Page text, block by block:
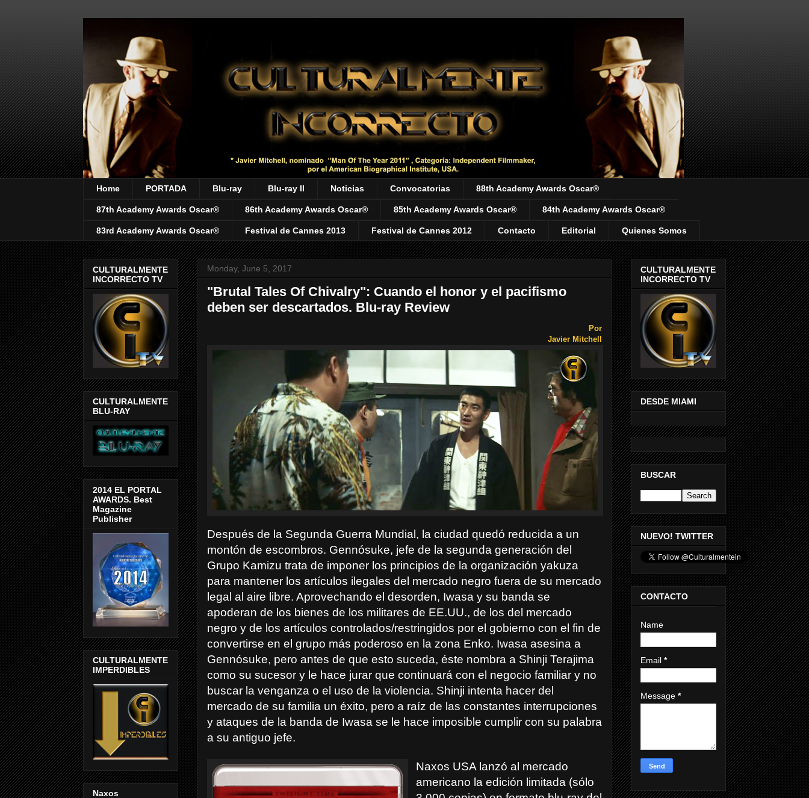
Home PORTADA Blu-ray Blu-ray II Noticias Convocatorias 88th Academy Awards Oscar®
87th Academy Awards Oscar® 86th Academy Awards Oscar® 85th Academy Awards Oscar® 84th Academy Awards Oscar®
83rd Academy Awards Oscar® Festival de Cannes 2013 Festival de Cannes 2012 Contacto Editorial Quienes Somos
Monday, June 5, 2017
"Brutal Tales Of Chivalry": Cuando el honor y el pacifismo
deben ser descartados. Blu-ray Review
Por
Javier Mitchell
Después de la Segunda Guerra Mundial, la ciudad quedó reducida a un
montón de escombros. Gennósuke, jefe de la segunda generación del
Grupo Kamizu trata de imponer los principios de la organización yakuza
para mantener los artículos ilegales del mercado negro fuera de su mercado
legal al aire libre. Aprovechando el desorden, Iwasa y su banda se
apoderan de los bienes de los militares de EE.UU., de los del mercado
negro y de los artículos controlados/restringidos por el gobierno con el fin de
convertirse en el grupo más poderoso en la zona Enko. Iwasa asesina a
Gennósuke, pero antes de que esto suceda, éste nombra a Shinji Terajima
como su sucesor y le hace jurar que continuará con el negocio familiar y no
buscar la venganza o el uso de la violencia. Shinji intenta hacer del
mercado de su familia un éxito, pero a raíz de las constantes interrupciones
y ataques de la banda de Iwasa se le hace imposible cumplir con su palabra
a su antiguo jefe.
Naxos USA lanzó al mercado
americano la edición limitada (sólo
CULTURALMENTE
INCORRECTO TV
CULTURALMENTE
BLU-RAY
2014 EL PORTAL
AWARDS. Best
Magazine
Publisher
CULTURALMENTE
IMPERDIBLES
Naxos
CULTURALMENTE
INCORRECTO TV
DESDE MIAMI
BUSCAR
NUEVO! TWITTER
CONTACTO
Name
Email *
Message *